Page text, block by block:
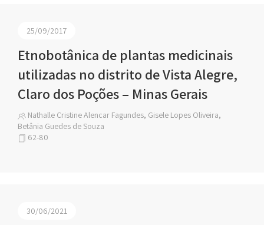
25/09/2017
Etnobotânica de plantas medicinais
utilizadas no distrito de Vista Alegre,
Claro dos Poções – Minas Gerais
Nathalle Cristine Alencar Fagundes, Gisele Lopes Oliveira,
Betânia Guedes de Souza
62-80
30/06/2021